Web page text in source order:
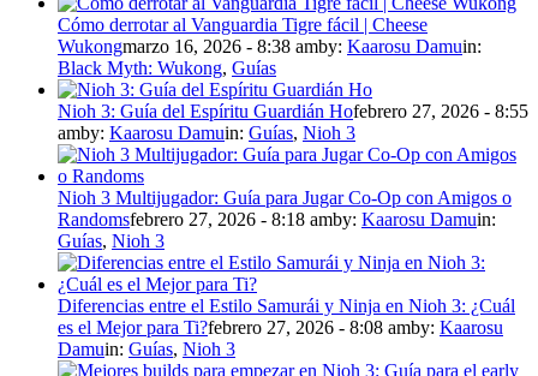
Cómo derrotar al Vanguardia Tigre fácil | Cheese
Wukongmarzo 16, 2026 - 8:38 amby: Kaarosu Damuin:
Black Myth: Wukong, Guías
Nioh 3: Guía del Espíritu Guardián Hofebrero 27, 2026 - 8:55
amby: Kaarosu Damuin: Guías, Nioh 3
Nioh 3 Multijugador: Guía para Jugar Co-Op con Amigos o
Randomsfebrero 27, 2026 - 8:18 amby: Kaarosu Damuin:
Guías, Nioh 3
Diferencias entre el Estilo Samurái y Ninja en Nioh 3: ¿Cuál
es el Mejor para Ti?febrero 27, 2026 - 8:08 amby: Kaarosu
Damuin: Guías, Nioh 3